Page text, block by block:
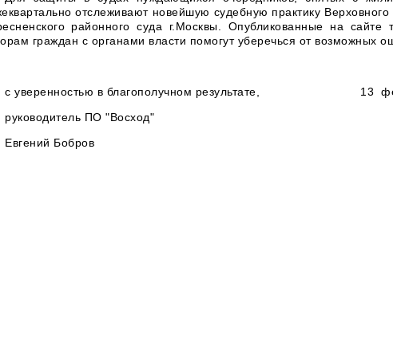
отслеживают новейшую судебную практику
районного суда г.Москвы. Опубликованные на сайте
граждан с органами власти помогут уберечься от возможных
с уверенностью в благополучном результате, 13
руководитель ПО "Восход"
Евгений Бобров